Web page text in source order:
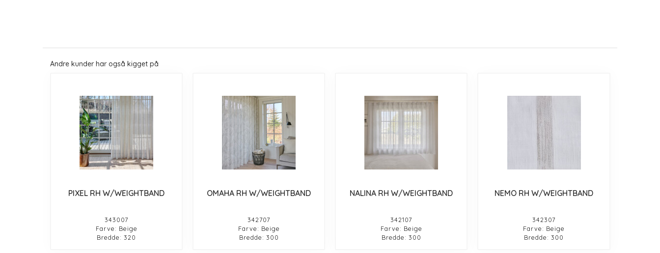
Andre kunder har også kigget på
PIXEL RH W/WEIGHTBAND
343007
Farve: Beige
Bredde: 320
OMAHA RH W/WEIGHTBAND
342707
Farve: Beige
Bredde: 300
NALINA RH W/WEIGHTBAND
342107
Farve: Beige
Bredde: 300
NEMO RH W/WEIGHTBAND
342307
Farve: Beige
Bredde: 300